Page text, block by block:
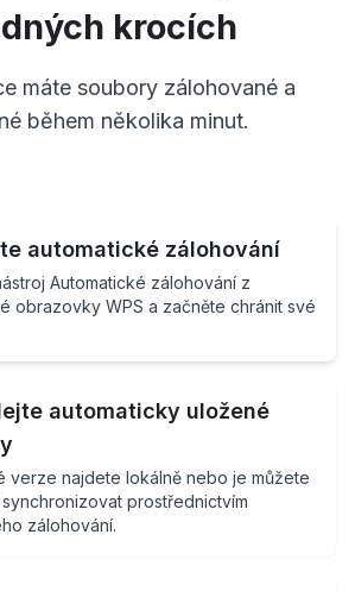
krocích
máte soubory zálohované a
během několika minut.
automatické zálohování
Automatické zálohování z
obrazovky WPS a začněte chránit své
automaticky uložené
verze najdete lokálně nebo je můžete
prostřednictvím
zálohování.